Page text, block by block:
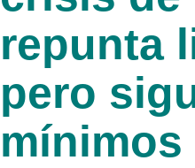
repunta
pero
mínimos